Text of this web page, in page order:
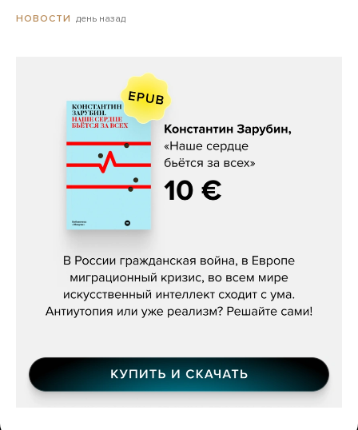
НОВОСТИ день назад
Константин Зарубин, «Наше сердце